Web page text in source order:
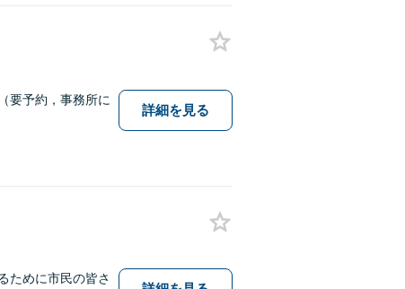
要予約，事務所に
詳細を見る
ために市民の皆さ